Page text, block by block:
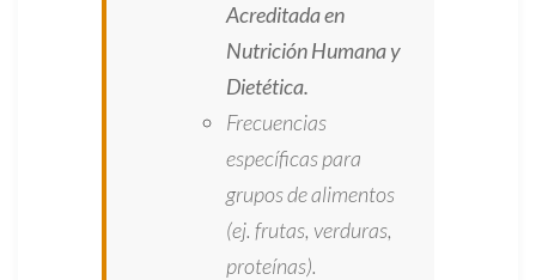
Acreditada en
Nutrición Humana y
Dietética.
Frecuencias
específicas para
grupos de alimentos
(ej. frutas, verduras,
proteínas).